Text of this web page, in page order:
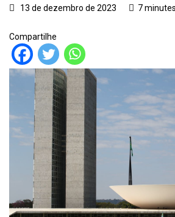
13 de dezembro de 2023 7
Compartilhe